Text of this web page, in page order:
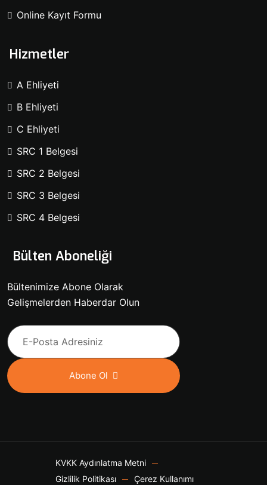
Online Kayıt Formu
Hizmetler
A Ehliyeti
B Ehliyeti
C Ehliyeti
SRC 1 Belgesi
SRC 2 Belgesi
SRC 3 Belgesi
SRC 4 Belgesi
Bülten Aboneliği
Bültenimize Abone Olarak
Gelişmelerden Haberdar Olun
Abone Ol
KVKK Aydınlatma Metni
Gizlilik Politikası
Çerez Kullanımı